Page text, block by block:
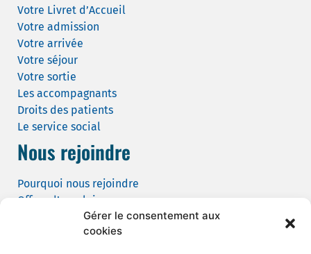
Gérer le consentement aux
cookies
Votre Livret d’Accueil
Votre admission
Votre arrivée
Votre séjour
Votre sortie
Les accompagnants
Droits des patients
Le service social
Nous rejoindre
Pourquoi nous rejoindre
Offres d’emploi
Candidature spontanée
Demande de tournage